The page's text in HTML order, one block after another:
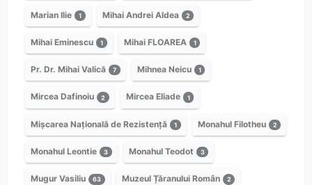
Marian Ilie 1 Mihai Andrei Aldea 2
Mihai Eminescu 1 Mihai FLOAREA 1
Pr. Dr. Mihai Valică 7 Mihnea Neicu 1
Mircea Dafinoiu 2 Mircea Eliade 1
Mișcarea Națională de Rezistență 1 Monahul Filotheu 2
Monahul Leontie 3 Monahul Teodot 3
Mugur Vasiliu 63 Muzeul Țăranului Român 2